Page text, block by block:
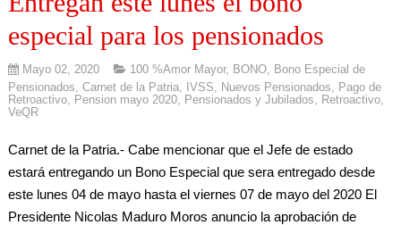
especial para los pensionados
Mayo 02, 2020 100 %Amor Mayor, BONO,
Bono Especial de
Pensionados Carnet de la Patria, IVSS Nuevos Pensionados
Pago de
Retroactivo, Pension mayo 2020, Pensionados y Jubilados Retroactivo,
VeQR
Carnet de la Patria.- Cabe mencionar que el Jefe de estado
estará entregando un Bono Especial que sera entregado desde
este lunes 04 de mayo hasta el viernes 07 de mayo del 2020 El
Presidente Nicolas Maduro Moros anuncio la aprobación de